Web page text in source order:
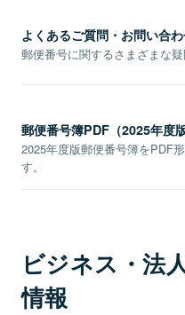
よくあるご質問・お問い合
郵便番号に関するさまざまな疑
郵便番号簿PDF（2025年度版
2025年度版郵便番号簿をPDF
す。
ビジネス・法
情報